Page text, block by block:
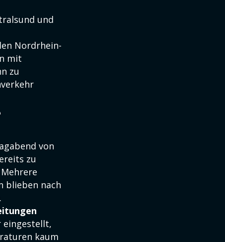
und
Nordrhein-
mit
zu
von
zu
blieben nach
eingestellt,
kaum